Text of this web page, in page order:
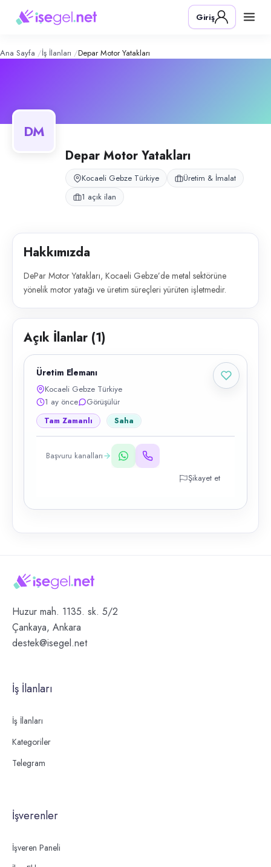
Motor Yatakları – Şirket Profili
Konum:
DePar Motor Yatakları, Kocaeli Gebze’de metal sektörüne yönelik
Giriş
Ana Sayfa İş İlanları Depar Motor Yatakları
DM
Depar Motor Yatakları
Kocaeli Gebze Türkiye
Üretim & İmalat
1 açık ilan
Hakkımızda
DePar Motor Yatakları, Kocaeli Gebze’de metal sektörüne
yönelik motor yatağı ve üretim süreçleri yürüten işletmedir.
Açık İlanlar (1)
Üretim Elemanı
Kocaeli Gebze Türkiye
1 ay önce
Görüşülür
Tam Zamanlı Saha
Başvuru kanalları
Şikayet et
Huzur mah. 1135. sk. 5/2
Çankaya, Ankara
destek@isegel.net
İş İlanları
İş İlanları
Kategoriler
Telegram
İşverenler
İşveren Paneli